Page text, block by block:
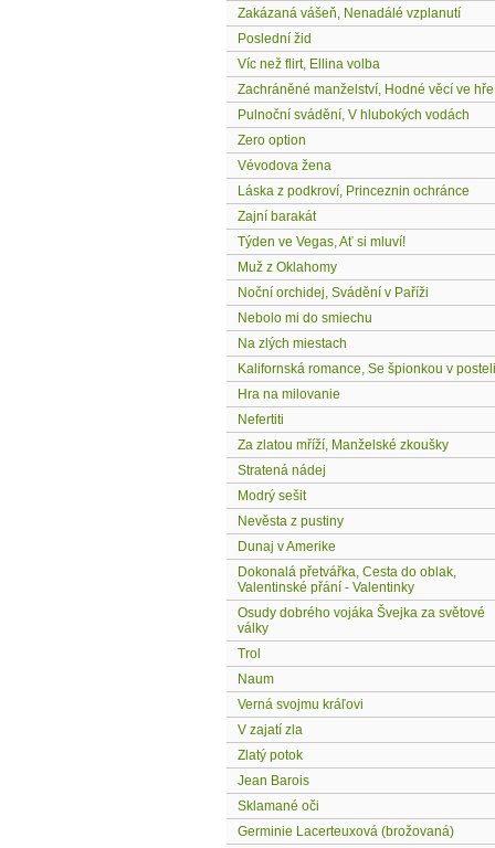
Zakázaná vášeň, Nenadálé vzplanutí
Poslední žid
Víc než flirt, Ellina volba
Zachráněné manželství, Hodné věcí ve hře
Pulnoční svádění, V hlubokých vodách
Zero option
Vévodova žena
Láska z podkroví, Princeznin ochránce
Zajní barakát
Týden ve Vegas, Ať si mluví!
Muž z Oklahomy
Noční orchidej, Svádění v Paříži
Nebolo mi do smiechu
Na zlých miestach
Kalifornská romance, Se špionkou v posteli
Hra na milovanie
Nefertiti
Za zlatou mříží, Manželské zkoušky
Stratená nádej
Modrý sešit
Nevěsta z pustiny
Dunaj v Amerike
Dokonalá přetvářka, Cesta do oblak,
Valentinské přání - Valentinky
Osudy dobrého vojáka Švejka za světové
války
Trol
Naum
Verná svojmu kráľovi
V zajatí zla
Zlatý potok
Jean Barois
Sklamané oči
Germinie Lacerteuxová (brožovaná)